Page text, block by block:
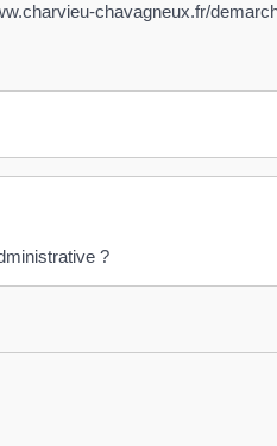
chavagneux.fr/
?